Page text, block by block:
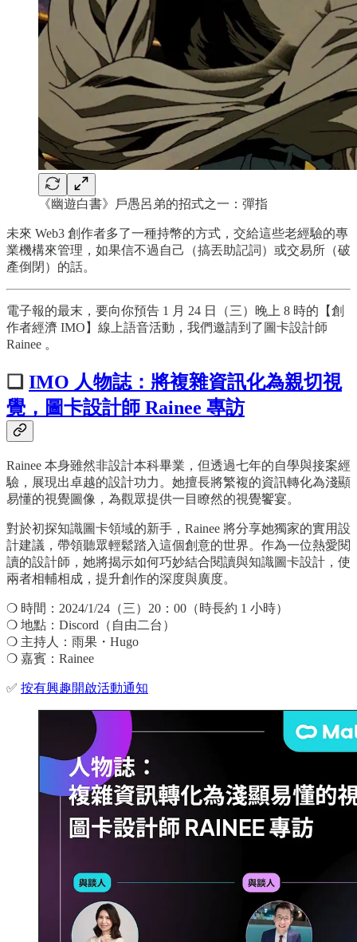
《幽遊白書》戶愚呂弟的招式之一：彈指
未來 Web3 創作者多了一種持幣的方式，交給這些老經驗的專
業機構來管理，如果信不過自己（搞丟助記詞）或交易所（破
產倒閉）的話。
電子報的最末，要向你預告 1 月 24 日（三）晚上 8 時的【創
作者經濟 IMO】線上語音活動，我們邀請到了圖卡設計師
Rainee 。
❏ IMO 人物誌： 將複雜資訊化為親切視
覺，圖卡設計師 Rainee 專訪
Rainee 本身雖然非設計本科畢業，但透過七年的自學與接案經
驗，展現出卓越的設計功力。她擅長將繁複的資訊轉化為淺顯
易懂的視覺圖像，為觀眾提供一目瞭然的視覺饗宴。
對於初探知識圖卡領域的新手，Rainee 將分享她獨家的實用設
計建議，帶領聽眾輕鬆踏入這個創意的世界。作為一位熱愛閱
讀的設計師，她將揭示如何巧妙結合閱讀與知識圖卡設計，使
兩者相輔相成，提升創作的深度與廣度。
❍ 時間：2024/1/24（三）20：00（時長約 1 小時）
❍ 地點：Discord（自由二台）
❍ 主持人：雨果・Hugo
❍ 嘉賓：Rainee
✅ 按有興趣開啟活動通知